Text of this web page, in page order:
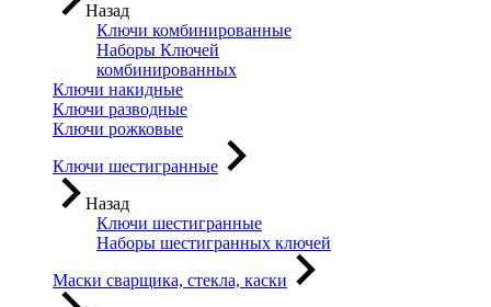
Назад
Ключи комбинированные
Наборы Ключей
комбинированных
Ключи накидные
Ключи разводные
Ключи рожковые
Ключи шестигранные
Назад
Ключи шестигранные
Наборы шестигранных ключей
Маски сварщика, стекла, каски